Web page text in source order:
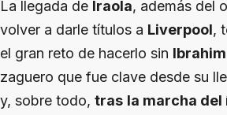
La llegada de Iraola, además del
volver a darle títulos a Liverpool,
el gran reto de hacerlo sin
zaguero que fue clave desde su
y, sobre todo, tras la marcha del